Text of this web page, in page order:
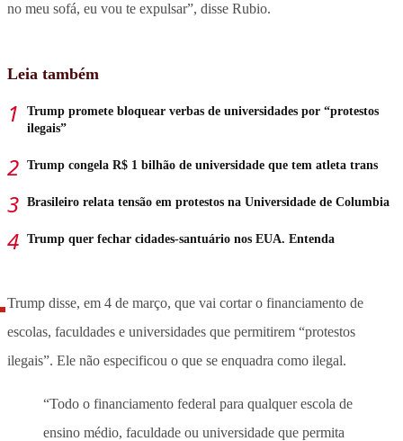
no meu sofá, eu vou te expulsar”, disse Rubio.
Leia também
Trump promete bloquear verbas de universidades por “protestos
ilegais”
Trump congela R$ 1 bilhão de universidade que tem atleta trans
Brasileiro relata tensão em protestos na Universidade de Columbia
Trump quer fechar cidades-santuário nos EUA. Entenda
Trump disse, em 4 de março, que vai cortar o financiamento de
escolas, faculdades e universidades que permitirem “protestos
ilegais”. Ele não especificou o que se enquadra como ilegal.
“Todo o financiamento federal para qualquer escola de
ensino médio, faculdade ou universidade que permita